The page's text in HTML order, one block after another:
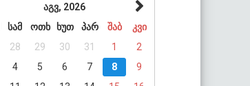
აგვ, 2026
სამ ოთხ ხუთ პარ შაბ
კვი
28 29 30 31 1
2
4 5 6 7 8
9